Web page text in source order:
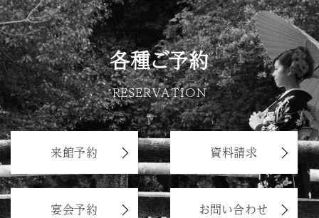
各種ご予約
RESERVATION
来館予約 資料請求
宴会予約 お問い合わせ